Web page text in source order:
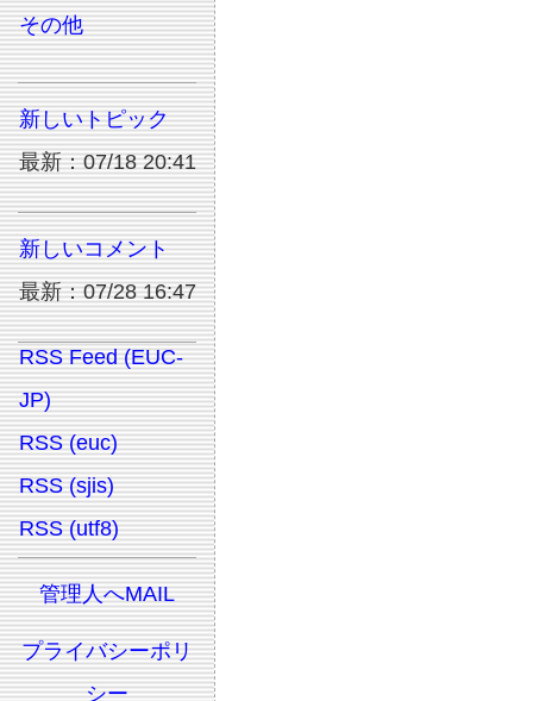
その他
新しいトピック
最新：07/18 20:41
新しいコメント
最新：07/28 16:47
RSS Feed (EUC-
JP)
RSS (euc)
RSS (sjis)
RSS (utf8)
管理人へMAIL
プライバシーポリ
シー